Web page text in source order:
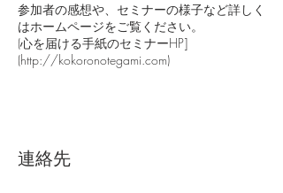
参加者の感想や、セミナーの様子など詳しく
はホームページをご覧ください。
(心を届ける手紙のセミナーHP]
(http://kokoronotegami.com)
連絡先